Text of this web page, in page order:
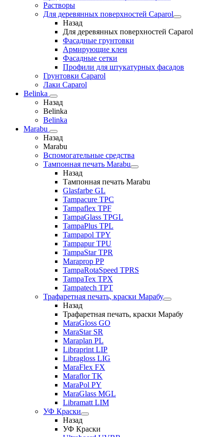
Растворы
Для деревянных поверхностей Caparol
Назад
Для деревянных поверхностей Caparol
Фасадные грунтовки
Армирующие клеи
Фасадные сетки
Профили для штукатурных фасадов
Грунтовки Caparol
Лаки Caparol
Belinka
Назад
Belinka
Belinka
Marabu
Назад
Marabu
Вспомогательные средства
Тампонная печать Marabu
Назад
Тампонная печать Marabu
Glasfarbe GL
Tampacure TPC
Tampaflex TPF
TampaGlass TPGL
TampaPlus TPL
Tampapol TPY
Tampapur TPU
TampaStar TPR
Maraprop PP
TampaRotaSpeed TPRS
TampaTex TPX
Tampatech TPT
Трафаретная печать, краски Марабу
Назад
Трафаретная печать, краски Марабу
MaraGloss GO
MaraStar SR
Maraplan PL
Libraprint LIP
Libragloss LIG
MaraFlex FX
Maraflor TK
MaraPol PY
MaraGlass MGL
Libramatt LIM
УФ Краски
Назад
УФ Краски